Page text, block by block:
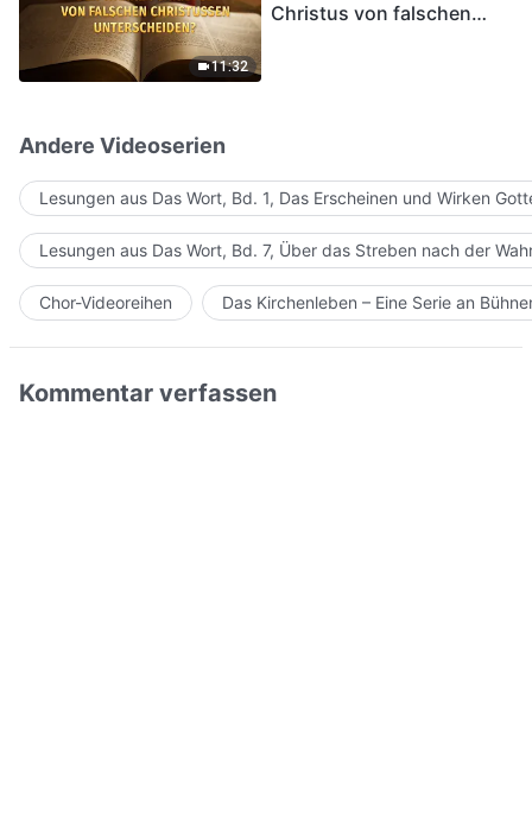
11:32
Christus von falschen
Andere Videoserien
Lesungen aus Das Wort, Bd. 1, Das Erscheinen und Wirken
Lesungen aus Das Wort, Bd. 7, Über das Streben nach der
Chor-Videoreihen Das Kirchenleben – Eine Serie an
Kommentar verfassen